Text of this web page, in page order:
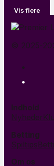
Vis flere
© 2025-
Indhold
Nyheder
Betting
Spiltips
Om os